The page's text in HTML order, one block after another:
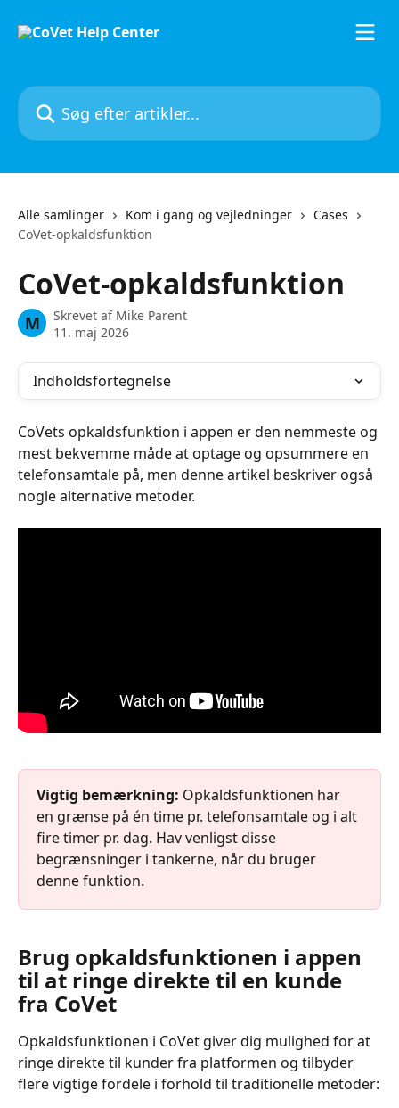
Søg efter artikler...
Alle samlinger Kom i gang og vejledninger
Cases
CoVet-opkaldsfunktion
CoVet-opkaldsfunktion
M Skrevet af Mike Parent
11. maj 2026
Indholdsfortegnelse
CoVets opkaldsfunktion i appen er den nemmeste og
mest bekvemme måde at optage og opsummere en
telefonsamtale på, men denne artikel beskriver også
nogle alternative metoder.
Vigtig bemærkning: Opkaldsfunktionen har
en grænse på én time pr. telefonsamtale og i alt
fire timer pr. dag. Hav venligst disse
begrænsninger i tankerne, når du bruger
denne funktion.
Brug opkaldsfunktionen i appen
til at ringe direkte til en kunde
fra CoVet​
Opkaldsfunktionen i CoVet giver dig mulighed for at
ringe direkte til kunder fra platformen og tilbyder
flere vigtige fordele i forhold til traditionelle metoder: